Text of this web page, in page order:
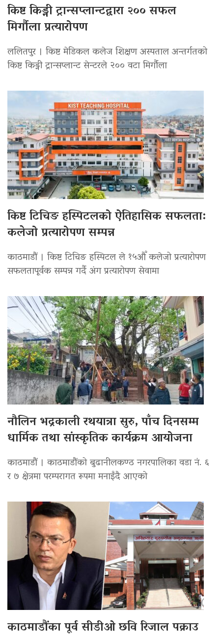
किष्ट किड्नी ट्रान्सप्लान्टद्वारा २०० सफल
मिर्गौला प्रत्यारोपण
ललितपुर । किष्ट मेडिकल कलेज शिक्षण अस्पताल अन्तर्गतको
किष्ट किड्नी ट्रान्सप्लान्ट सेन्टरले २०० वटा मिर्गौला
किष्ट टिचिङ हस्पिटलको ऐतिहासिक सफलता:
कलेजो प्रत्यारोपण सम्पन्न
काठमाडौं । किष्ट टिचिङ हस्पिटल ले १५औँ कलेजो प्रत्यारोपण
सफलतापूर्वक सम्पन्न गर्दै अंग प्रत्यारोपण सेवामा
नौलिन भद्रकाली रथयात्रा सुरु, पाँच दिनसम्म
धार्मिक तथा सांस्कृतिक कार्यक्रम आयोजना
काठमाडौं । काठमाडौंको बुढानीलकण्ठ नगरपालिका वडा नं. ६
र ७ क्षेत्रमा परम्परागत रूपमा मनाइँदै आएको
काठमाडौंका पूर्व सीडीओ छवि रिजाल पक्राउ